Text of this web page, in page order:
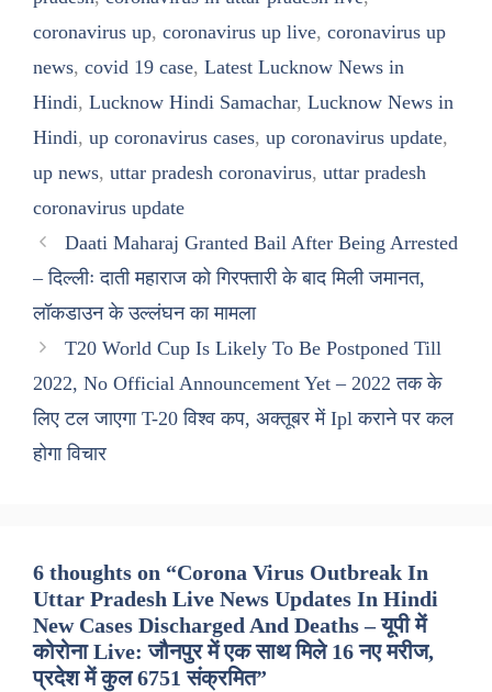
coronavirus up, coronavirus up live, coronavirus up
news, covid 19 case, Latest Lucknow News in
Hindi, Lucknow Hindi Samachar, Lucknow News in
Hindi, up coronavirus cases, up coronavirus update,
up news, uttar pradesh coronavirus, uttar pradesh
coronavirus update
Daati Maharaj Granted Bail After Being Arrested
– दिल्लीः दाती महाराज को गिरफ्तारी के बाद मिली जमानत,
लॉकडाउन के उल्लंघन का मामला
T20 World Cup Is Likely To Be Postponed Till
2022, No Official Announcement Yet – 2022 तक के
लिए टल जाएगा T-20 विश्व कप, अक्तूबर में Ipl कराने पर कल
होगा विचार
6 thoughts on “Corona Virus Outbreak In
Uttar Pradesh Live News Updates In Hindi
New Cases Discharged And Deaths – यूपी में
कोरोना Live: जौनपुर में एक साथ मिले 16 नए मरीज,
प्रदेश में कुल 6751 संक्रमित”